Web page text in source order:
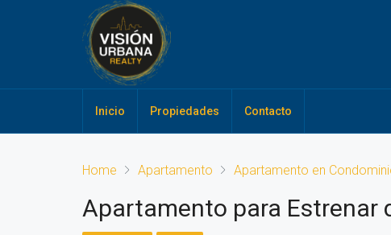
Inicio Propiedades Contacto
Home Apartamento Apartamento en
Apartamento para Estrenar